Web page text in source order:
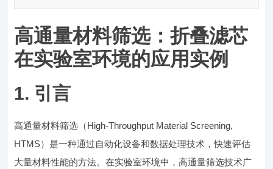
高通量材料筛选：折叠滤芯
在实验室环境的应用实例
1. 引言
高通量材料筛选（High-Throughput Material Screening,
HTMS）是一种通过自动化设备和数据处理技术，快速评估
大量材料性能的方法。在实验室环境中，高通量筛选技术广